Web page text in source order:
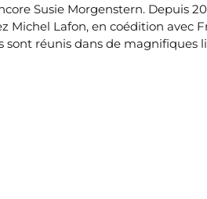
Susie Morgenstern. Depuis
Lafon, en coédition avec
réunis dans de magnifiques